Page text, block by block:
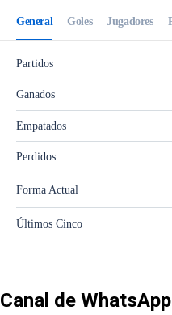
Canal de WhatsApp